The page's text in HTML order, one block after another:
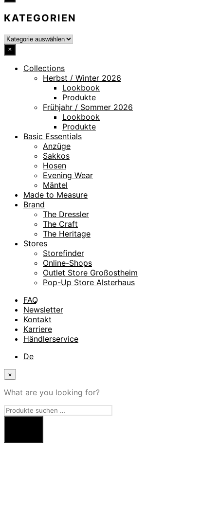
KATEGORIEN
×
Collections
Herbst / Winter 2026
Lookbook
Produkte
Frühjahr / Sommer 2026
Lookbook
Produkte
Basic Essentials
Anzüge
Sakkos
Hosen
Evening Wear
Mäntel
Made to Measure
Brand
The Dressler
The Craft
The Heritage
Stores
Storefinder
Online-Shops
Outlet Store Großostheim
Pop-Up Store Alsterhaus
FAQ
Newsletter
Kontakt
Karriere
Händlerservice
De
×
What are you looking for?